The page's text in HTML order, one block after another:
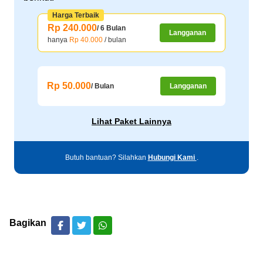
Rp 240.000/ 6 Bulan
hanya Rp 40.000 / bulan
Langganan
Harga Terbaik
Rp 50.000/ Bulan Langganan
Lihat Paket Lainnya
Butuh bantuan? Silahkan Hubungi Kami
Bagikan